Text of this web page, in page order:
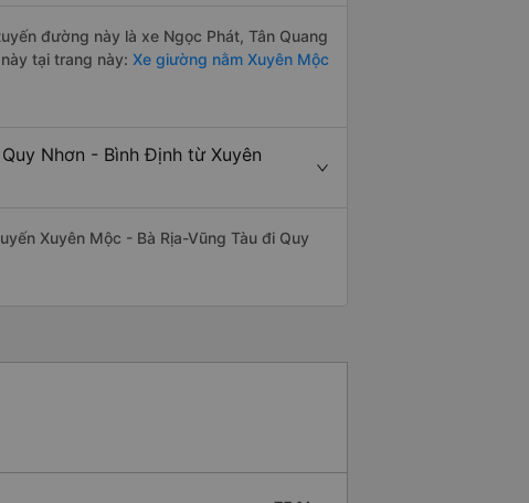
đường này là xe Ngọc Phát, Tân Quang
tại trang này: Xe giường nằm Xuyên Mộc
Nhơn - Bình Định từ Xuyên
Xuyên Mộc - Bà Rịa-Vũng Tàu đi Quy